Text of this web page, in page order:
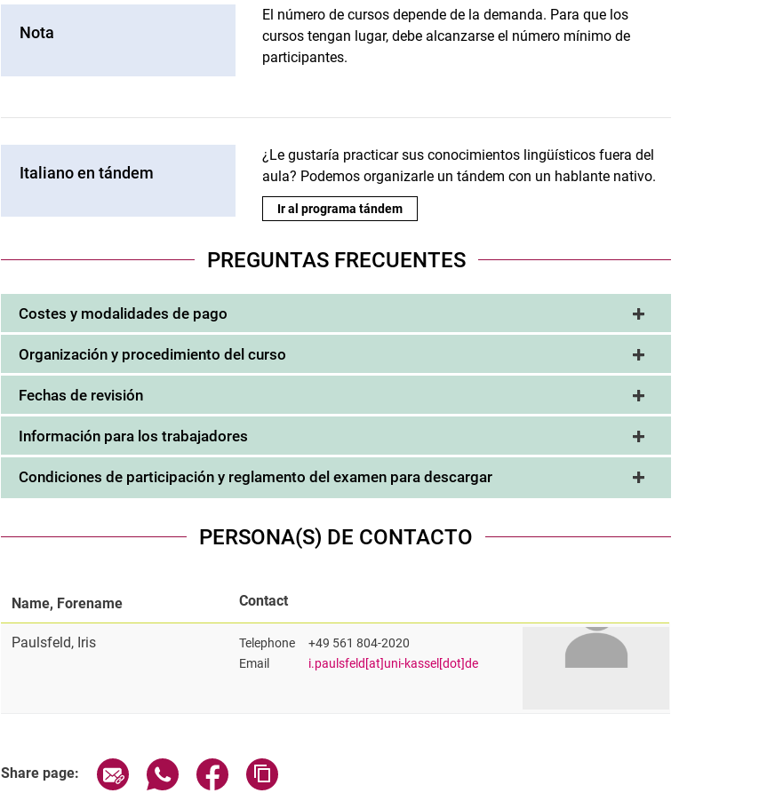
Nota
El número de cursos depende de la demanda. Para que los
cursos tengan lugar, debe alcanzarse el número mínimo de
participantes.
Italiano en tándem
¿Le gustaría practicar sus conocimientos lingüísticos fuera del
aula? Podemos organizarle un tándem con un hablante nativo.
Ir al programa tándem
PREGUNTAS FRECUENTES
Costes y modalidades de pago
Organización y procedimiento del curso
Fechas de revisión
Información para los trabajadores
Condiciones de participación y reglamento del examen para descargar
PERSONA(S) DE CONTACTO
Name, Forename Contact
Paulsfeld, Iris Telephone
+49 561 804-2020
Email
i.paulsfeld[at]uni-kassel[dot]de
Share page: Share page via email
Share page via WhatsApp (external link, opens in a new window)
Share page via Facebook (external link, opens in a new window)